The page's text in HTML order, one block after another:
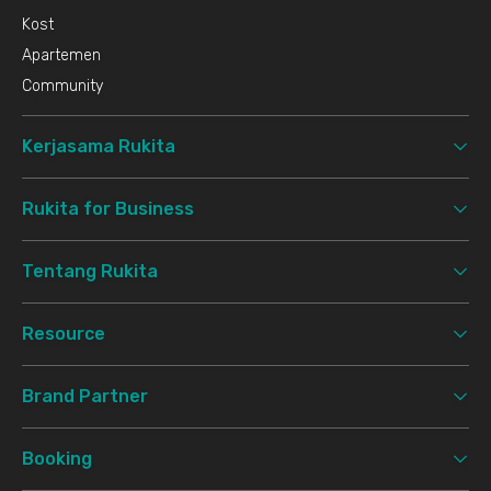
Kost
Apartemen
Community
Kerjasama Rukita
Rukita for Business
Tentang Rukita
Resource
Brand Partner
Booking